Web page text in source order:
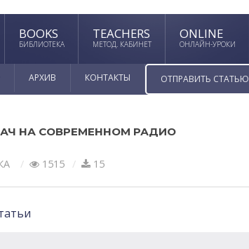
BOOKS
БИБЛИОТЕКА
TEACHERS
МЕТОД. КАБИНЕТ
ONLINE
ОНЛАЙН-УРОКИ
АРХИВ КОНТАКТЫ ОТПРАВИТЬ СТАТЬЮ
НА СОВРЕМЕННОМ РАДИО
1515 15